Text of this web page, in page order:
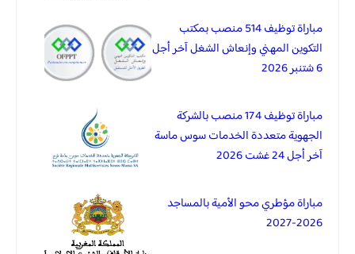
مباراة توظيف 514 منصب بمكتب
التكوين المهني وإنعاش الشغل آخر أجل
6 شتنبر 2026
مباراة توظيف 174 منصب بالشركة
الجهوية متعددة الخدمات سوس ماسة
آخر أجل 24 غشت 2026
مباراة مؤطري محو الأمية بالمساجد
2026-2027